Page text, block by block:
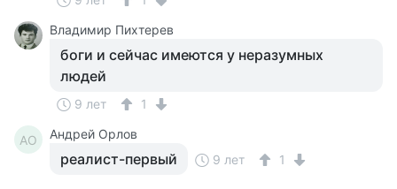
Владимир Пихтерев
боги и сейчас имеются у неразумных
людей
9 лет 1
АО Андрей Орлов
реалист-первый 9 лет 1